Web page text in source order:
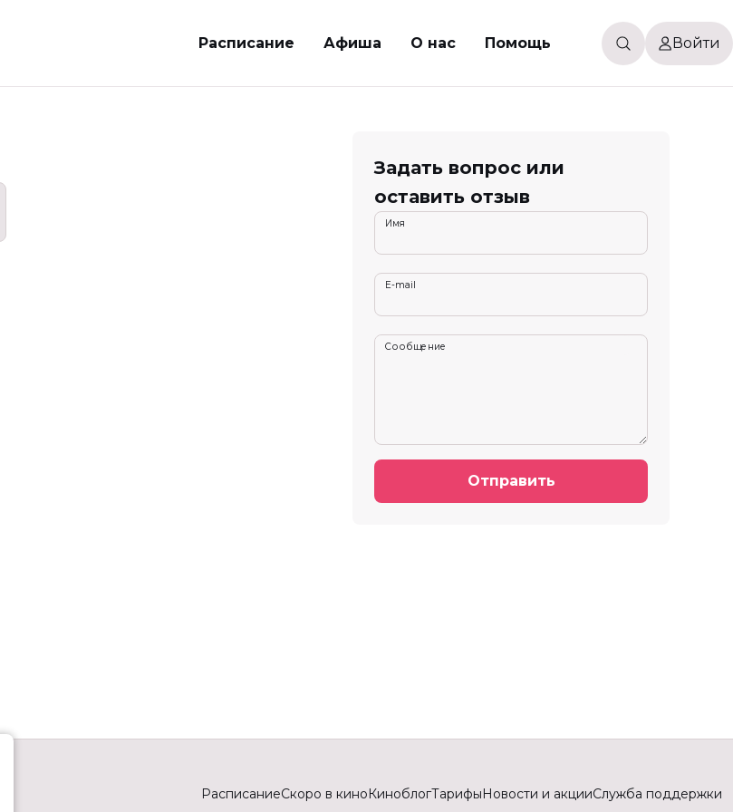
Расписание Афиша О нас Помощь Войти
Задать вопрос или
оставить отзыв
Имя
E-mail
Сообщение
Отправить
РасписаниеСкоро в киноКиноблогТарифыНовости и акцииСлужба поддержки